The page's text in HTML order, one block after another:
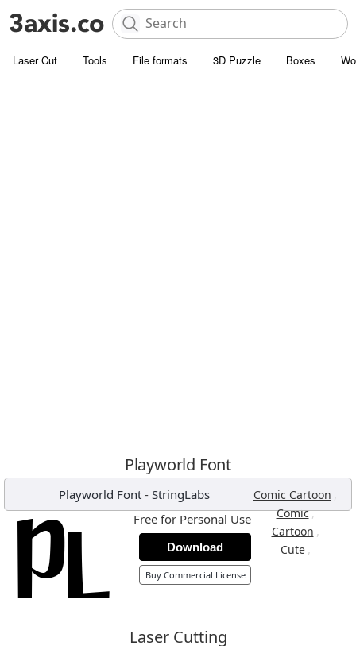
Laser Cut Tools File formats 3D Puzzle Boxes
Playworld Font
Playworld Font- StringLabs Comic Cartoon ,
Comic,
Cartoon ,
Cute ,
Free for Personal Use
Download
Buy Commercial License
Laser Cutting